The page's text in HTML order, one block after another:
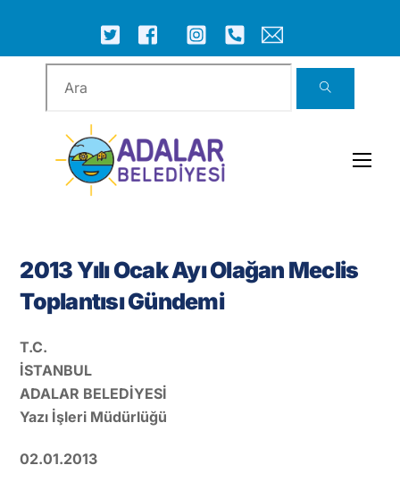
content
ICON
LABEL
ICON
LABEL
ICON
ICON
LABEL
ICON
LABEL
ICON
LABEL
2013 Yılı Ocak Ayı Olağan Meclis
Toplantısı Gündemi
T.C.
İSTANBUL
ADALAR BELEDİYESİ
Yazı İşleri Müdürlüğü
02.01.2013